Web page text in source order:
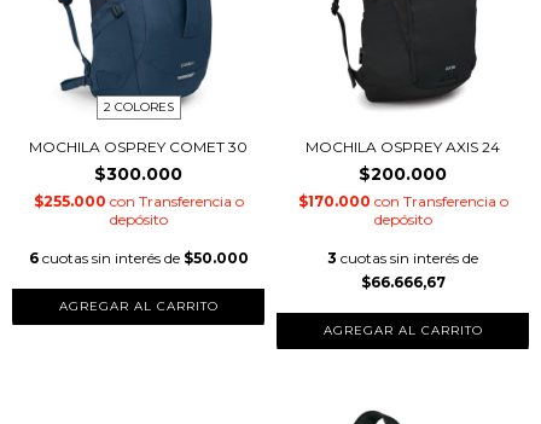
2 COLORES
MOCHILA OSPREY COMET 30
$300.000
$255.000 con Transferencia o
depósito
6 cuotas sin interés de $50.000
AGREGAR AL CARRITO
MOCHILA OSPREY AXIS 24
$200.000
$170.000 con Transferencia o
depósito
3 cuotas sin interés de
$66.666,67